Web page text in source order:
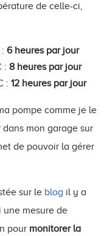
de celle-ci,
6 heures par jour
: 8 heures par jour
: 12 heures par jour
pompe comme je le
mon garage sur
de pouvoir la gérer
sur le blog il y a
une mesure de
pour monitorer la